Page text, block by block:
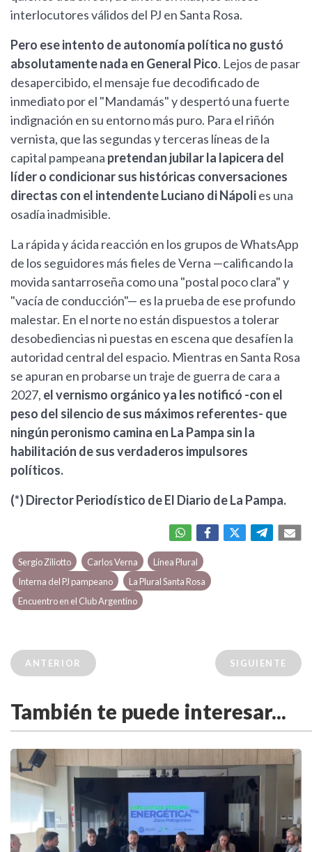
interlocutores válidos del PJ en Santa Rosa.
Pero ese intento de autonomía política no gustó
absolutamente nada en General Pico. Lejos de pasar
desapercibido, el mensaje fue decodificado de
inmediato por el "Mandamás" y despertó una fuerte
indignación en su entorno más puro. Para el riñón
vernista, que las segundas y terceras líneas de la
capital pampeana pretendan jubilar la lapicera del
líder o condicionar sus históricas conversaciones
directas con el intendente Luciano di Nápolies una
osadía inadmisible.
La rápida y ácida reacción en los grupos de WhatsApp
de los seguidores más fieles de Verna —calificando la
movida santarroseña como una "postal poco clara" y
"vacía de conducción"— es la prueba de ese profundo
malestar. En el norte no están dispuestos a tolerar
desobediencias ni puestas en escena que desafíen la
autoridad central del espacio. Mientras en Santa Rosa
se apuran en probarse un traje de guerra de cara a
2027, el vernismo orgánico ya les notificó -con el
peso del silencio de sus máximos referentes- que
ningún peronismo camina en La Pampa sin la
habilitación de sus verdaderos impulsores
políticos.
(*) Director Periodístico de El Diario de La Pampa.
Sergio Ziliotto Carlos Verna
Línea Plural
Interna del PJ pampeano
La Plural Santa Rosa
Encuentro en el Club Argentino
ANTERIOR SIGUIENTE
También te puede interesar...